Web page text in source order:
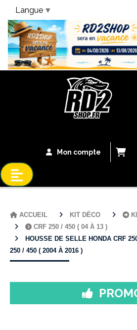
Bandeau
Mon compte
ACCUEIL KIT DÉCO
CRF 250 / 450 ( 04 À 13 )
HOUSSE DE SELLE HONDA CRF
250 / 450 ( 2004 À 2016 )
Langue ▼